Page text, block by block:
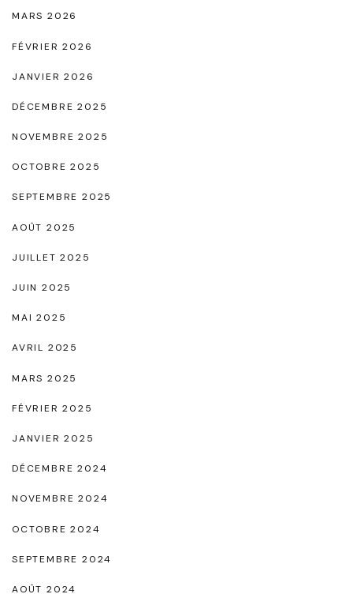
e
e
t
n
o
"
MARS 2026
FÉVRIER 2026
JANVIER 2026
DÉCEMBRE 2025
NOVEMBRE 2025
OCTOBRE 2025
SEPTEMBRE 2025
AOÛT 2025
JUILLET 2025
JUIN 2025
MAI 2025
AVRIL 2025
MARS 2025
FÉVRIER 2025
JANVIER 2025
DÉCEMBRE 2024
NOVEMBRE 2024
OCTOBRE 2024
SEPTEMBRE 2024
AOÛT 2024